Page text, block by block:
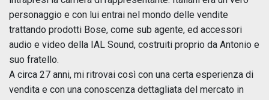
personaggio e con lui entrai nel mondo delle vendite
trattando prodotti Bose, come sub agente, ed accessori
audio e video della IAL Sound, costruiti proprio da Antonio e
suo fratello.
A circa 27 anni, mi ritrovai così con una certa esperienza di
vendita e con una conoscenza dettagliata del mercato in